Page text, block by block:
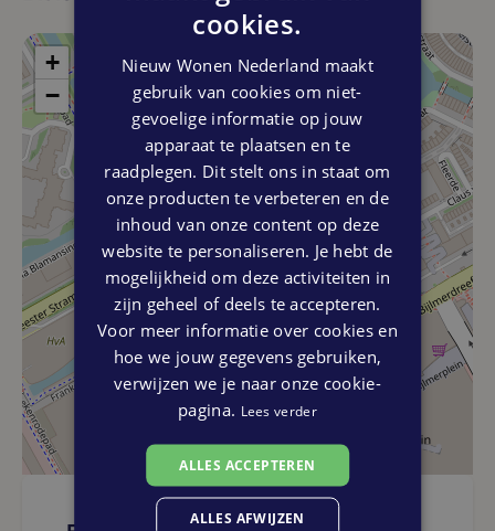
+
−
cookies.
Nieuw Wonen Nederland maakt
gebruik van cookies om niet-
gevoelige informatie op jouw
apparaat te plaatsen en te
raadplegen. Dit stelt ons in staat om
onze producten te verbeteren en de
inhoud van onze content op deze
website te personaliseren. Je hebt de
mogelijkheid om deze activiteiten in
zijn geheel of deels te accepteren.
Voor meer informatie over cookies en
hoe we jouw gegevens gebruiken,
verwijzen we je naar onze cookie-
pagina. Lees verder
ALLES ACCEPTEREN
ALLES AFWIJZEN